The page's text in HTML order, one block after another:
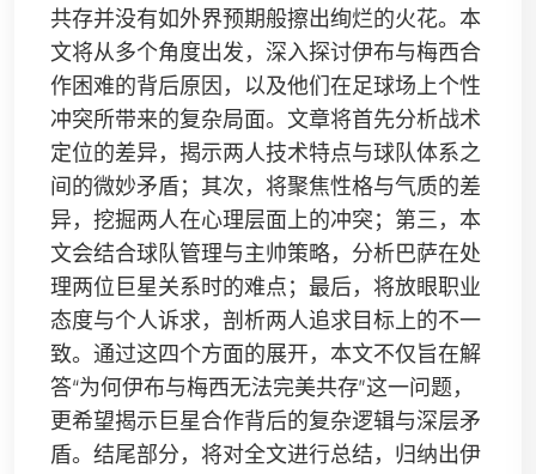
共存并没有如外界预期般擦出绚烂的火花。本
文将从多个角度出发，深入探讨伊布与梅西合
作困难的背后原因，以及他们在足球场上个性
冲突所带来的复杂局面。文章将首先分析战术
定位的差异，揭示两人技术特点与球队体系之
间的微妙矛盾；其次，将聚焦性格与气质的差
异，挖掘两人在心理层面上的冲突；第三，本
文会结合球队管理与主帅策略，分析巴萨在处
理两位巨星关系时的难点；最后，将放眼职业
态度与个人诉求，剖析两人追求目标上的不一
致。通过这四个方面的展开，本文不仅旨在解
答“为何伊布与梅西无法完美共存”这一问题，
更希望揭示巨星合作背后的复杂逻辑与深层矛
盾。结尾部分，将对全文进行总结，归纳出伊